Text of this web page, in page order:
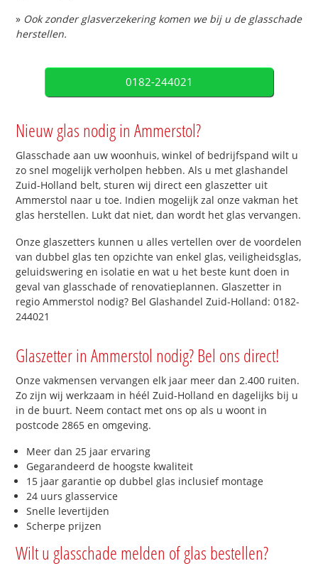
» Ook zonder glasverzekering komen we bij u de glasschade
herstellen.
0182-244021
Nieuw glas nodig in Ammerstol?
Glasschade aan uw woonhuis, winkel of bedrijfspand wilt u
zo snel mogelijk verholpen hebben. Als u met glashandel
Zuid-Holland belt, sturen wij direct een glaszetter uit
Ammerstol naar u toe. Indien mogelijk zal onze vakman het
glas herstellen. Lukt dat niet, dan wordt het glas vervangen.
Onze glaszetters kunnen u alles vertellen over de voordelen
van dubbel glas ten opzichte van enkel glas, veiligheidsglas,
geluidswering en isolatie en wat u het beste kunt doen in
geval van glasschade of renovatieplannen. Glaszetter in
regio Ammerstol nodig? Bel Glashandel Zuid-Holland: 0182-
244021
Glaszetter in Ammerstol nodig? Bel ons direct!
Onze vakmensen vervangen elk jaar meer dan 2.400 ruiten.
Zo zijn wij werkzaam in héél Zuid-Holland en dagelijks bij u
in de buurt. Neem contact met ons op als u woont in
postcode 2865 en omgeving.
Meer dan 25 jaar ervaring
Gegarandeerd de hoogste kwaliteit
15 jaar garantie op dubbel glas inclusief montage
24 uurs glasservice
Snelle levertijden
Scherpe prijzen
Wilt u glasschade melden of glas bestellen?